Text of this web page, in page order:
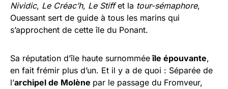
Nividic, Le Créac’h, Le Stiffet la tour-sémaphore,
Ouessant sert de guide à tous les marins qui
s’approchent de cette île du Ponant.
Sa réputation d’île haute surnomméeîle épouvante,
en fait frémir plus d’un. Et il y a de quoi : Séparée de
l’archipel de Molène par le passage du Fromveur,